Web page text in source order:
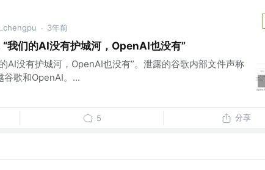
· 3年前
我们的AI没有护城河，OpenAI也没有”
AI没有护城河，OpenAI也没有”。泄露的谷歌内部文件声称
谷歌和OpenAI。...
5 分享